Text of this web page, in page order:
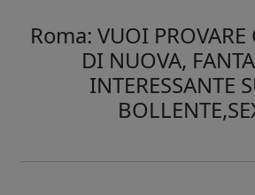
Roma: VUOI PROVARE
DI NUOVA,
INTERESSANTE